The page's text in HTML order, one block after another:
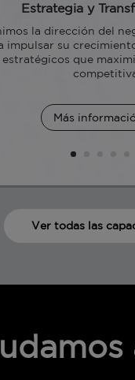
Estrategia y
la dirección del
impulsar su
estratégicos que
Más
Ver todas las